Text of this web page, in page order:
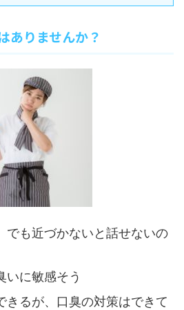
ありませんか？
でも近づかないと話せないの
いに敏感そう
きるが、口臭の対策はできて